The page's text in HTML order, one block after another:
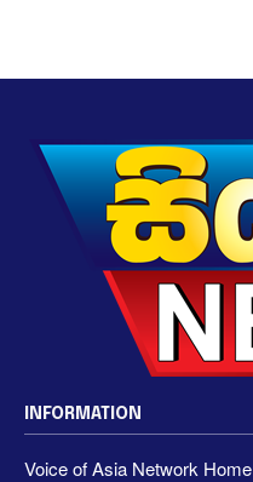
INFORMATION
Voice of Asia Network Home